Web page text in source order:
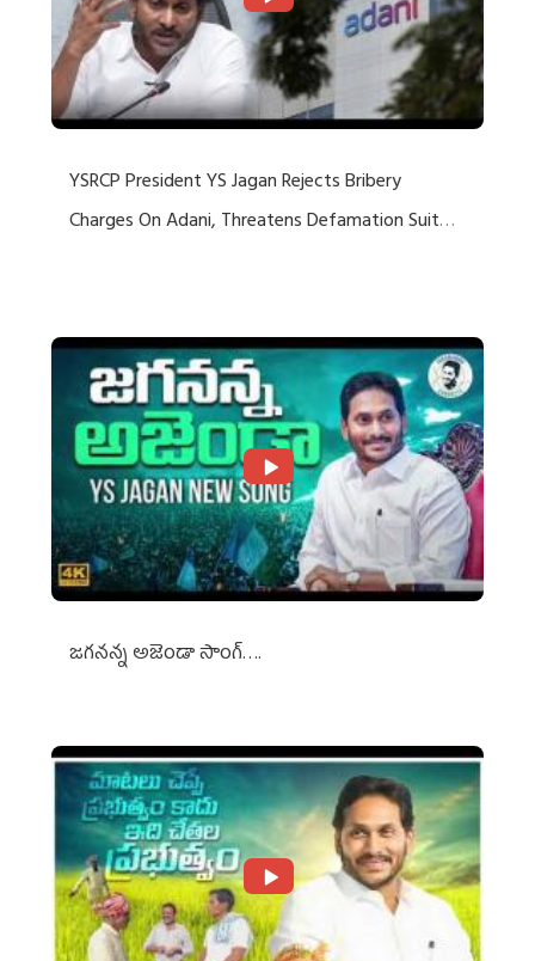
YSRCP President YS Jagan Rejects Bribery
Charges On Adani, Threatens Defamation Suit
జగనన్న అజెండా సాంగ్….